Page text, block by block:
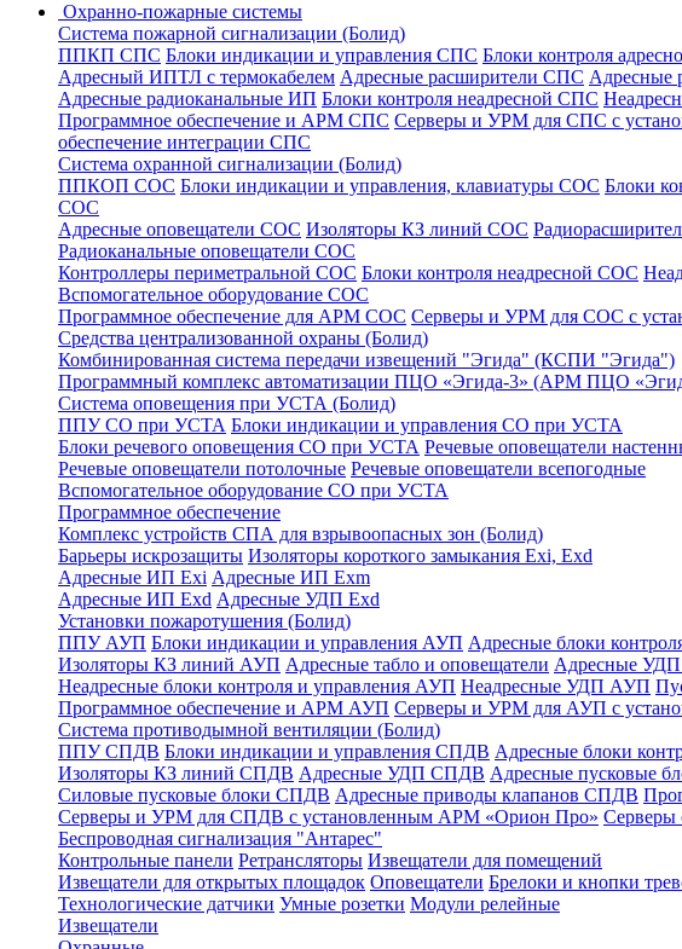
Охранно-пожарные системы
Система пожарной сигнализации (Болид)
ППКП СПС Блоки индикации и управления СПС Блоки контроля
Адресный ИПТЛ с термокабелем Адресные расширители СПС Адресные
Адресные радиоканальные ИП Блоки контроля неадресной СПС
Программное обеспечение и АРМ СПС Серверы и УРМ для СПС с
обеспечение интеграции СПС
Система охранной сигнализации (Болид)
ППКОП СОС Блоки индикации и управления, клавиатуры СОС Блоки
СОС
Адресные оповещатели СОС Изоляторы КЗ линий СОС
Радиоканальные оповещатели СОС
Контроллеры периметральной СОС Блоки контроля неадресной СОС
Вспомогательное оборудование СОС
Программное обеспечение для АРМ СОС Серверы и УРМ для СОС с
Средства централизованной охраны (Болид)
Комбинированная система передачи извещений "Эгида" (КСПИ "Эгида")
Программный комплекс автоматизации ПЦО «Эгида-3» (АРМ ПЦО
Система оповещения при УСТА (Болид)
ППУ СО при УСТА Блоки индикации и управления СО при УСТА
Блоки речевого оповещения СО при УСТА Речевые оповещатели
Речевые оповещатели потолочные Речевые оповещатели всепогодные
Вспомогательное оборудование СО при УСТА
Программное обеспечение
Комплекс устройств СПА для взрывоопасных зон (Болид)
Барьеры искрозащиты Изоляторы короткого замыкания Exi, Exd
Адресные ИП Exi Адресные ИП Exm
Адресные ИП Exd Адресные УДП Exd
Установки пожаротушения (Болид)
ППУ АУП Блоки индикации и управления АУП Адресные блоки
Изоляторы КЗ линий АУП Адресные табло и оповещатели Адресные
Неадресные блоки контроля и управления АУП Неадресные УДП АУП
Программное обеспечение и АРМ АУП Серверы и УРМ для АУП с
Система противодымной вентиляции (Болид)
ППУ СПДВ Блоки индикации и управления СПДВ Адресные блоки
Изоляторы КЗ линий СПДВ Адресные УДП СПДВ Адресные пусковые
Силовые пусковые блоки СПДВ Адресные приводы клапанов СПДВ
Серверы и УРМ для СПДВ с установленным АРМ «Орион Про» Серверы
Беспроводная сигнализация "Антарес"
Контрольные панели Ретрансляторы Извещатели для помещений
Извещатели для открытых площадок Оповещатели Брелоки и кнопки
Технологические датчики Умные розетки Модули релейные
Извещатели